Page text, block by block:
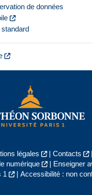
de données
légales | Contacts |
numérique |
Enseigner
1
| Accessibilité : non